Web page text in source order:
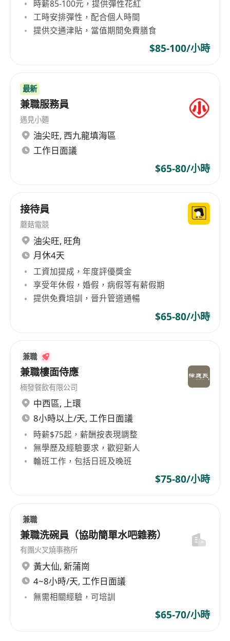
時薪85-100元，提供彈性花紅
工時安排彈性，配合個人時間
提供交通津貼，當值期間免費膳食
$85-100/小時
最新
兼職服務員
遇見小麵
油尖旺, 西九龍填海區
工作日面議
$65-80/小時
接待員
蘑菇電競
油尖旺, 旺角
月休4天
工資加提成，年度評優獎金
享受年休假，婚假，病假等有薪假期
提供免費培訓，晉升管道通暢
$65-80/小時
兼職
兼職樓面侍應
楠發餐飲有限公司
中西區, 上環
8小時以上/天, 工作日面議
時薪$75起，薪酬按表現調整
無學歷及經驗要求，歡迎新人
輪班工作，包括日班及晚班
$75-80/小時
兼職
兼職洗碗員（協助簡單水吧雜務）
有團火叉燒事務所
黃大仙, 新蒲崗
4~8小時/天, 工作日面議
無需相關經驗，可培訓
$65-70/小時